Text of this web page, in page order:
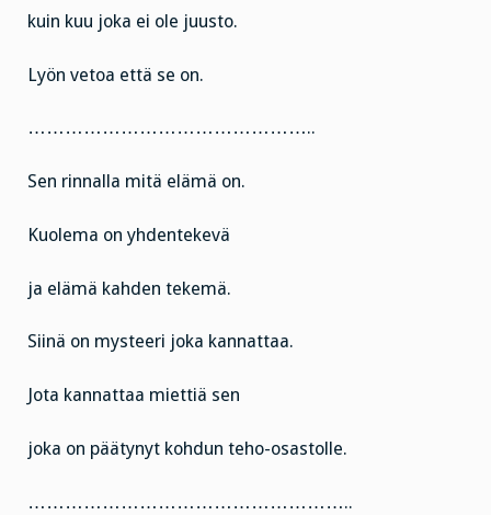
kuin kuu joka ei ole juusto.
Lyön vetoa että se on.
………………………………………..
Sen rinnalla mitä elämä on.
Kuolema on yhdentekevä
ja elämä kahden tekemä.
Siinä on mysteeri joka kannattaa.
Jota kannattaa miettiä sen
joka on päätynyt kohdun teho-osastolle.
……………………………………………..